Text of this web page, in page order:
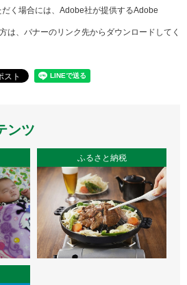
く場合には、Adobe社が提供するAdobe
は、バナーのリンク先からダウンロードしてく
ンツ
ふるさと納税